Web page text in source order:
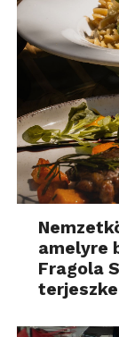
amelyre
Fragola